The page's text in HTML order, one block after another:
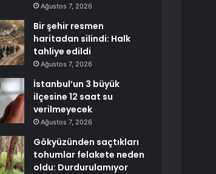
Ağustos 7, 2026
Bir şehir resmen
haritadan silindi: Halk
tahliye edildi
Ağustos 7, 2026
İstanbul’un 3 büyük
ilçesine 12 saat su
verilmeyecek
Ağustos 7, 2026
Gökyüzünden saçtıkları
tohumlar felakete neden
oldu: Durdurulamıyor